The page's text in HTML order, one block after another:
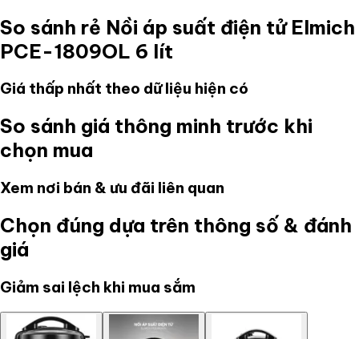
So sánh rẻ Nồi áp suất điện tử Elmich
PCE-1809OL 6 lít
Giá thấp nhất theo dữ liệu hiện có
So sánh giá thông minh trước khi
chọn mua
Xem nơi bán & ưu đãi liên quan
Chọn đúng dựa trên thông số & đánh
giá
Giảm sai lệch khi mua sắm